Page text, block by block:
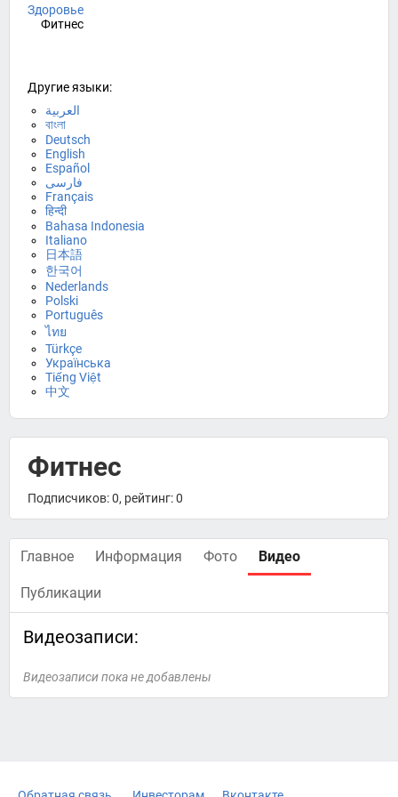
Здоровье
Фитнес
Другие языки:
العربية
বাংলা
Deutsch
English
Español
فارسی
Français
हिन्दी
Bahasa Indonesia
Italiano
日本語
한국어
Nederlands
Polski
Português
ไทย
Türkçe
Українська
Tiếng Việt
中文
Фитнес
Подписчиков: 0, рейтинг: 0
Главное Информация Фото Видео
Публикации
Видеозаписи:
Видеозаписи пока не добавлены